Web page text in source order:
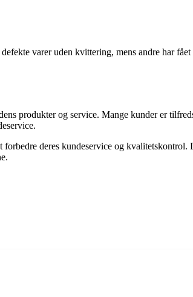
varer uden kvittering, mens andre har fået
produkter og service. Mange kunder er
deres kundeservice og kvalitetskontrol.